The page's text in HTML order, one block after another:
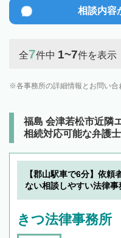
相談内容
全7件中 1~7件を表示
各事務所の詳細情報とお問い
福島 会津若松市近隣
相続対応可能な弁護
【郡山駅車で6分】依頼
ない相談しやすい法律事
きつ法律事務所